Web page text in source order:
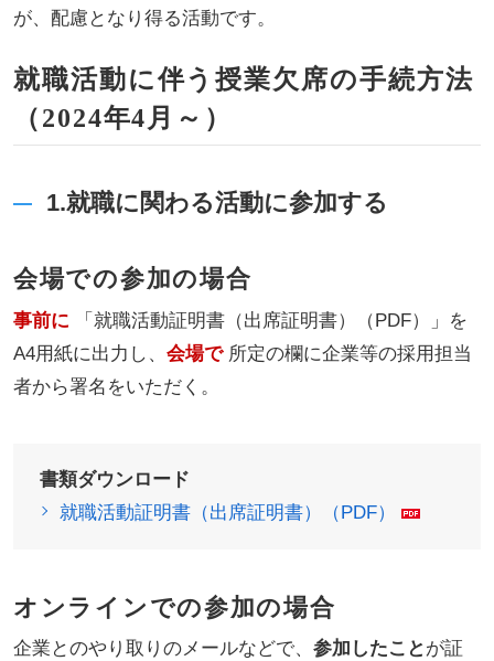
が、配慮となり得る活動です。
就職活動に伴う授業欠席の手続方法
（2024年4月～）
1.就職に関わる活動に参加する
会場での参加の場合
事前に
「就職活動証明書（出席証明書）（PDF）」を
A4用紙に出力し、 会場で 所定の欄に企業等の採用担当
者から署名をいただく。
書類ダウンロード
就職活動証明書（出席証明書）（PDF）
オンラインでの参加の場合
企業とのやり取りのメールなどで、 参加したこと が証